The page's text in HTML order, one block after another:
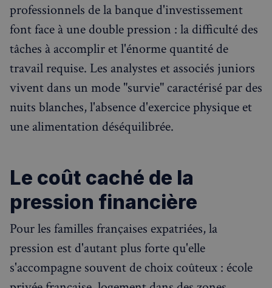
professionnels de la banque d'investissement
font face à une double pression : la difficulté des
tâches à accomplir et l'énorme quantité de
travail requise. Les analystes et associés juniors
vivent dans un mode "survie" caractérisé par des
nuits blanches, l'absence d'exercice physique et
une alimentation déséquilibrée.
Le coût caché de la
pression financière
Pour les familles françaises expatriées, la
pression est d'autant plus forte qu'elle
s'accompagne souvent de choix coûteux : école